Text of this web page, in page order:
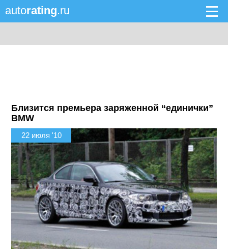
autorating.ru
Близится премьера заряженной “единички”
BMW
22 июля '10